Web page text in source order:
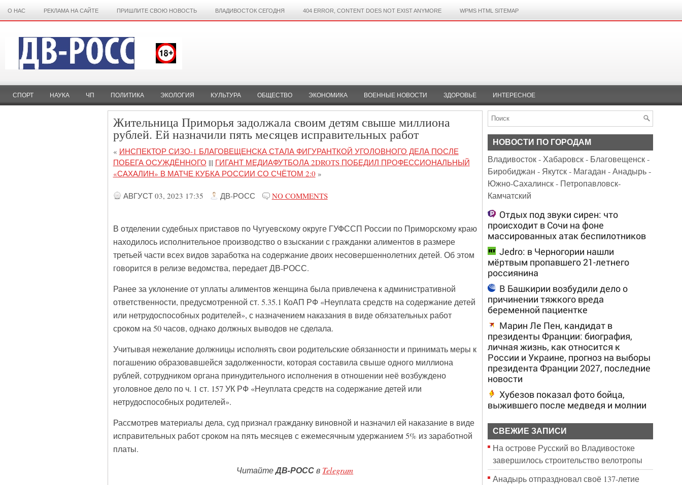
О НАС РЕКЛАМА НА САЙТЕ ПРИШЛИТЕ СВОЮ НОВОСТЬ ВЛАДИВОСТОК СЕГОДНЯ 404 ERROR, CONTENT DOES NOT EXIST ANYMORE WPMS HTML SITEMAP
СПОРТ НАУКА ЧП ПОЛИТИКА ЭКОЛОГИЯ КУЛЬТУРА ОБЩЕСТВО ЭКОНОМИКА ВОЕННЫЕ НОВОСТИ ЗДОРОВЬЕ ИНТЕРЕСНОЕ
Жительница Приморья задолжала своим детям свыше миллиона
рублей. Ей назначили пять месяцев исправительных работ
« ИНСПЕКТОР СИЗО-1 БЛАГОВЕЩЕНСКА СТАЛА ФИГУРАНТКОЙ УГОЛОВНОГО ДЕЛА ПОСЛЕ
ПОБЕГА ОСУЖДЁННОГО ||| ГИГАНТ МЕДИАФУТБОЛА 2DROTS ПОБЕДИЛ ПРОФЕССИОНАЛЬНЫЙ
«САХАЛИН» В МАТЧЕ КУБКА РОССИИ СО СЧЁТОМ 2:0 »
АВГУСТ 03, 2023 17:35 ДВ-РОСС NO COMMENTS
В отделении судебных приставов по Чугуевскому округе ГУФССП России по Приморскому краю
находилось исполнительное производство о взыскании с гражданки алиментов в размере
третьей части всех видов заработка на содержание двоих несовершеннолетних детей. Об этом
говорится в релизе ведомства, передает ДВ-РОСС.
Ранее за уклонение от уплаты алиментов женщина была привлечена к административной
ответственности, предусмотренной ст. 5.35.1 КоАП РФ «Неуплата средств на содержание детей
или нетрудоспособных родителей», с назначением наказания в виде обязательных работ
сроком на 50 часов, однако должных выводов не сделала.
Учитывая нежелание должницы исполнять свои родительские обязанности и принимать меры к
погашению образовавшейся задолженности, которая составила свыше одного миллиона
рублей, сотрудником органа принудительного исполнения в отношении неё возбуждено
уголовное дело по ч. 1 ст. 157 УК РФ «Неуплата средств на содержание детей или
нетрудоспособных родителей».
Рассмотрев материалы дела, суд признал гражданку виновной и назначил ей наказание в виде
исправительных работ сроком на пять месяцев с ежемесячным удержанием 5% из заработной
платы.
ЧитайтеДВ-РОССв Telegram
НОВОСТИ ПО ГОРОДАМ
Владивосток-Хабаровск- Благовещенск-
Биробиджан - Якутск- Магадан -Анадырь-
Южно-Сахалинск- Петропавловск-
Камчатский
Отдых под звуки сирен: что
происходит в Сочи на фоне
массированных атак беспилотников
Jedro: в Черногории нашли
мёртвым пропавшего 21-летнего
россиянина
В Башкирии возбудили дело о
причинении тяжкого вреда
беременной пациентке
Марин Ле Пен, кандидат в
президенты Франции: биография,
личная жизнь, как относится к
России и Украине, прогноз на выборы
президента Франции 2027, последние
новости
Хубезов показал фото бойца,
выжившего после медведя и молнии
СВЕЖИЕ ЗАПИСИ
На острове Русский во Владивостоке
завершилось строительство велотропы
Анадырь отпраздновал своё 137-летие